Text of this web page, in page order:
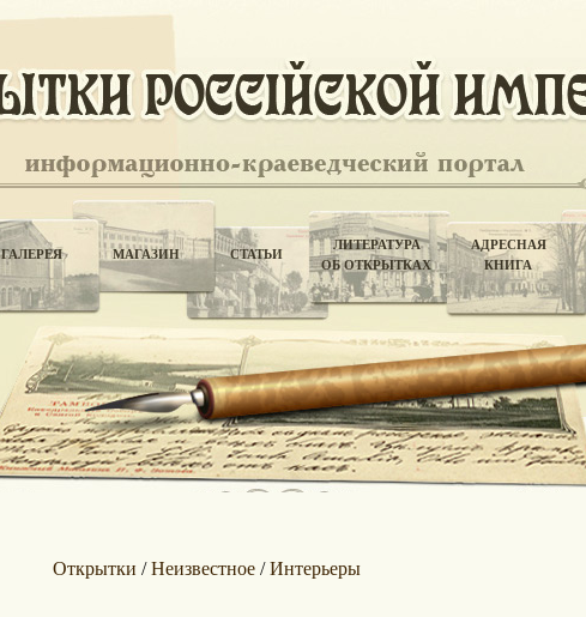
ГАЛЕРЕЯ МАГАЗИН СТАТЬИ
ЛИТЕРАТУРА
ОБ ОТКРЫТКАХ
АДРЕСНАЯ
КНИГА
Открытки /Неизвестное/Интерьеры